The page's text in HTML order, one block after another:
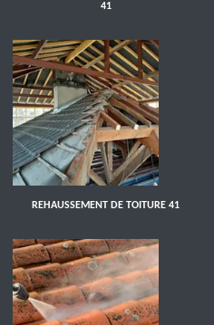
41
REHAUSSEMENT DE TOITURE 41